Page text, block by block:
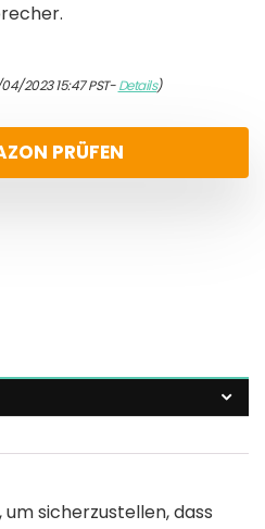
2023 15:47 PST-Details)
PRÜFEN
sicherzustellen, dass